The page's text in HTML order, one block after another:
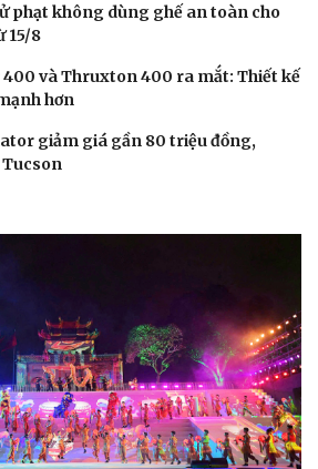
phạt không dùng ghế an toàn cho
15/8
và Thruxton 400 ra mắt: Thiết kế
hơn
giảm giá gần 80 triệu đồng,
Tucson